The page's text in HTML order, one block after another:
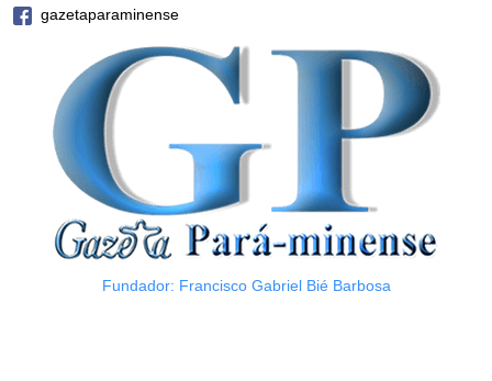
gazetaparaminense
Fundador: Francisco Gabriel Bié Barbosa